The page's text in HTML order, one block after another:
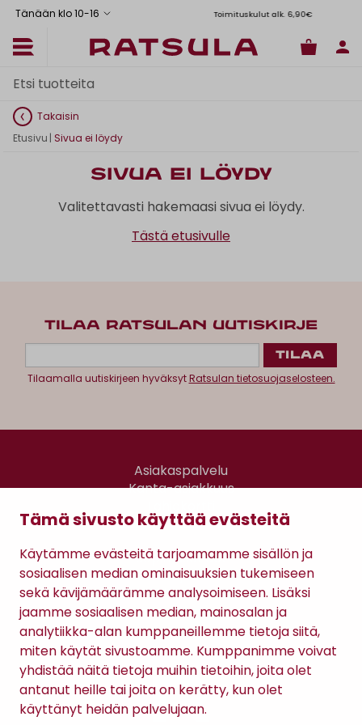
Tämä sivusto käyttää evästeitä
Käytämme evästeitä tarjoamamme sisällön ja
sosiaalisen median ominaisuuksien tukemiseen
sekä kävijämäärämme analysoimiseen. Lisäksi
jaamme sosiaalisen median, mainosalan ja
analytiikka-alan kumppaneillemme tietoja siitä,
miten käytät sivustoamme. Kumppanimme voivat
yhdistää näitä tietoja muihin tietoihin, joita olet
antanut heille tai joita on kerätty, kun olet
käyttänyt heidän palvelujaan.
Tänään klo 10-16 Toimituskulut alk. 6,90€
Takaisin
Etusivu | Sivua ei löydy
Sivua ei löydy
Valitettavasti hakemaasi sivua ei löydy.
Tästä etusivulle
TILAA RATSULAN UUTISKIRJE
Tilaamalla uutiskirjeen hyväksytRatsulan tietosuojaselosteen.
Asiakaspalvelu
Kanta-asiakkuus
Gomee Ratsula Café
Sopimusehdot
Tietosuojaseloste
Maksutavat